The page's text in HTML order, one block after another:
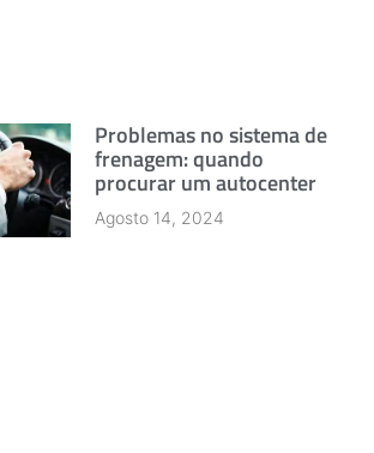
Problemas no sistema de
frenagem: quando
procurar um autocenter
Agosto 14, 2024